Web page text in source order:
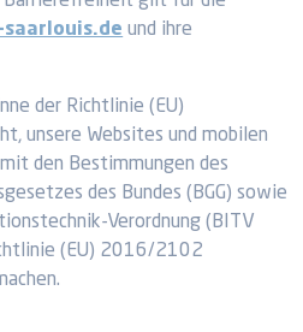
und ihre
der Richtlinie (EU)
unsere Websites und mobilen
den Bestimmungen des
des Bundes (BGG) sowie
Verordnung (BITV
(EU) 2016/2102